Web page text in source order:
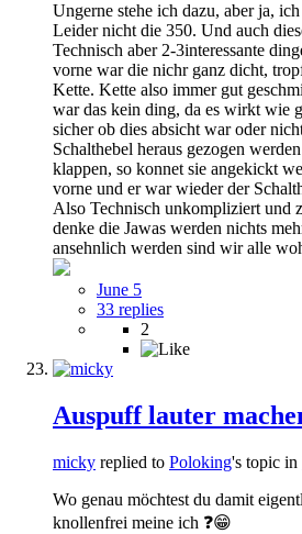
Ungerne stehe ich dazu, aber ja,
Leider nicht die 350. Und auch
Technisch aber 2-3interessante
vorne war die nichr ganz dicht,
Kette. Kette also immer gut
war das kein ding, da es wirkt wie
sicher ob dies absicht war oder
Schalthebel heraus gezogen
klappen, so konnet sie angekickt
vorne und er war wieder der
Also Technisch unkompliziert und
denke die Jawas werden nichts
ansehnlich werden sind wir alle
June 5
33 replies
2
Auspuff lauter
micky replied to Poloking's topic in
Wo genau möchtest du damit
knollenfrei meine ich ❓️😁